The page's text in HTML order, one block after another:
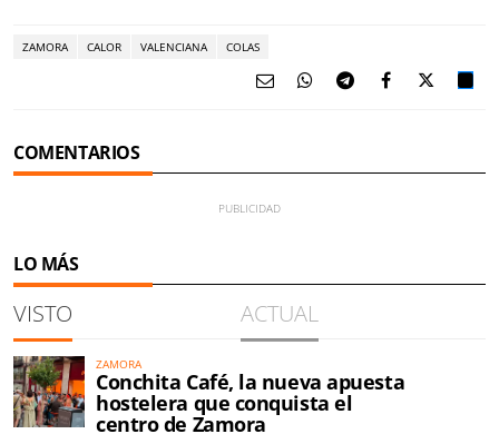
ZAMORA CALOR VALENCIANA COLAS
COMENTARIOS
LO MÁS
VISTO ACTUAL
ZAMORA
Conchita Café, la nueva apuesta
hostelera que conquista el
centro de Zamora